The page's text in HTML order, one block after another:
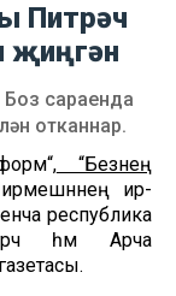
Питрәч
җиңгән
сараенда
отканнар.
“Безнең
ир-
республика
һәм Арча